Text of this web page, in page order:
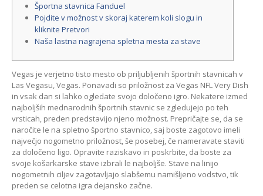
Športna stavnica Fanduel
Pojdite v možnost v skoraj katerem koli slogu in
kliknite Pretvori
Naša lastna nagrajena spletna mesta za stave
Vegas je verjetno tisto mesto ob priljubljenih športnih stavnicah v
Las Vegasu, Vegas. Ponavadi so priložnost za Vegas NFL Very Dish
in vsak dan si lahko ogledate svojo določeno igro. Nekatere izmed
najboljših mednarodnih športnih stavnic se zgledujejo po teh
vrsticah, preden predstavijo njeno možnost. Prepričajte se, da se
naročite le na spletno športno stavnico, saj boste zagotovo imeli
največjo nogometno priložnost, še posebej, če nameravate staviti
za določeno ligo. Opravite raziskavo in poskrbite, da boste za
svoje košarkarske stave izbrali le najboljše. Stave na linijo
nogometnih ciljev zagotavljajo slabšemu namišljeno vodstvo, tik
preden se celotna igra dejansko začne.